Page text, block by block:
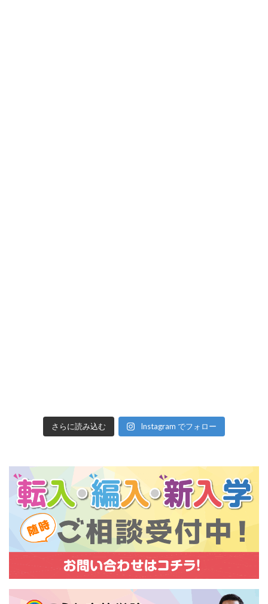
さらに読み込む Instagram でフォロー